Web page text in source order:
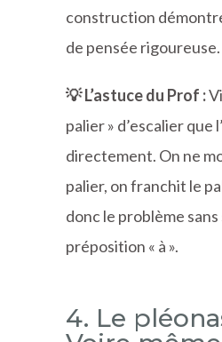
construction
de pensée rigoureuse.
💡 L’astuce du Prof :
palier » d’escalier que
directement. On ne
palier, on franchit le
donc le problème sans
préposition « à ».
4. Le